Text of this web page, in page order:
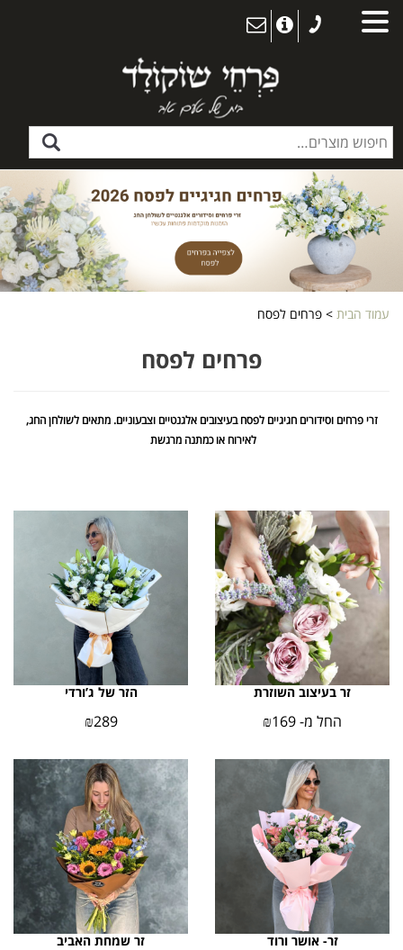
עמוד הבית > פרחים לפסח
פרחים לפסח
זרי פרחים וסידורים חגיגיים לפסח בעיצובים אלגנטיים וצבעוניים. מתאים לשולחן החג,
לאירוח או כמתנה מרגשת
זר בעיצוב השוזרת
החל מ- ₪169
הזר של ג’ורדי
₪289
זר- אושר ורוד זר שמחת האביב